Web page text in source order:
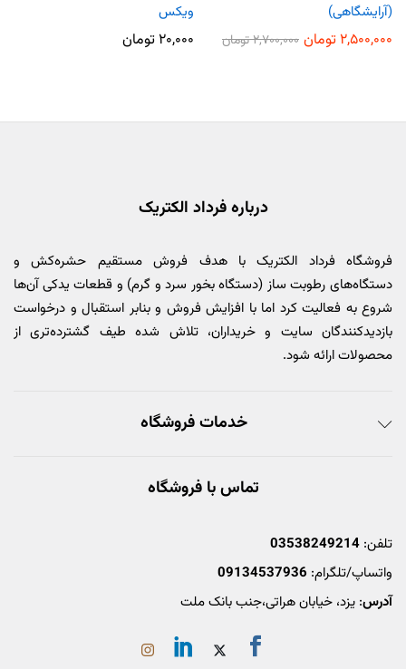
(آرایشگاهی)
۲,۵۰۰,۰۰۰ تومان ۲,۷۰۰,۰۰۰تومان
ویکس
۲۰,۰۰۰ تومان
درباره فرداد الکتریک
فروشگاه فرداد الکتریک با هدف فروش مستقیم حشره‌کش و
دستگاه‌های رطوبت ساز (دستگاه بخور سرد و گرم) و قطعات یدکی آن‌ها
شروع به فعالیت کرد اما با افزایش فروش و بنابر استقبال و درخواست
بازدیدکنندگان سایت و خریداران، تلاش شده طیف گشترده‌تری از
محصولات ارائه شود.
خدمات فروشگاه
تماس با فروشگاه
تلفن: 03538249214
واتساپ/تلگرام: 09134537936
آدرس: یزد، خیابان هراتی،جنب بانک ملت